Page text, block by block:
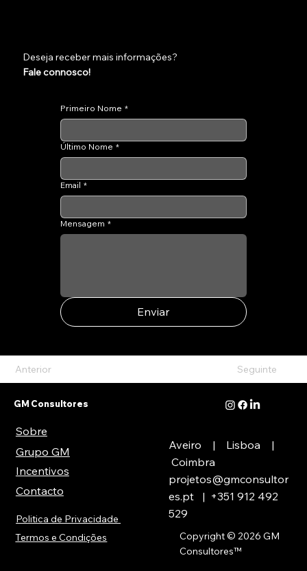
Deseja receber mais informações?
Fale connosco!
Primeiro Nome *
Último Nome *
Email *
Mensagem *
Enviar
Seguinte
Anterior
GM Consultores
Sobre
Grupo GM
Incentivos
Contacto
Aveiro | Lisboa |
Coimbra
projetos@gmconsultor
es.pt | +351912 492
529
Politica de Privacidade
Termos e Condições
Copyright © 2026 GM
Consultores™